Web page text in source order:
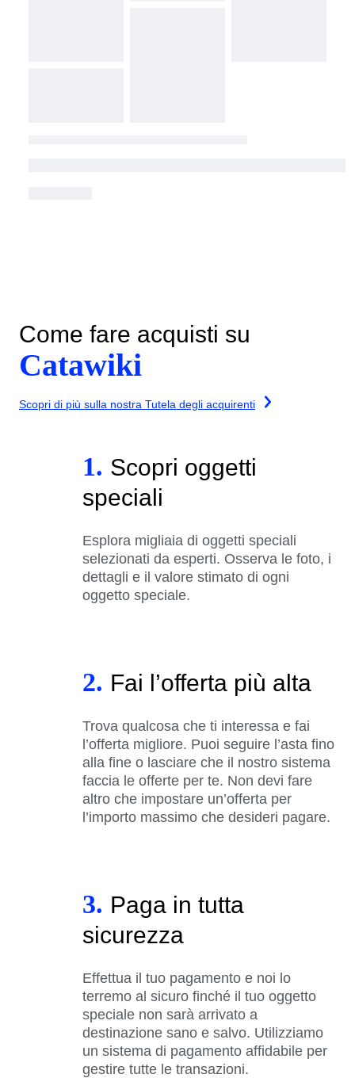
Come fare acquisti su
Catawiki
Scopri di più sulla nostra Tutela degli acquirenti
1. Scopri oggetti
speciali
Esplora migliaia di oggetti speciali
selezionati da esperti. Osserva le foto, i
dettagli e il valore stimato di ogni
oggetto speciale.
2. Fai l’offerta più alta
Trova qualcosa che ti interessa e fai
l’offerta migliore. Puoi seguire l’asta fino
alla fine o lasciare che il nostro sistema
faccia le offerte per te. Non devi fare
altro che impostare un’offerta per
l’importo massimo che desideri pagare.
3. Paga in tutta
sicurezza
Effettua il tuo pagamento e noi lo
terremo al sicuro finché il tuo oggetto
speciale non sarà arrivato a
destinazione sano e salvo. Utilizziamo
un sistema di pagamento affidabile per
gestire tutte le transazioni.